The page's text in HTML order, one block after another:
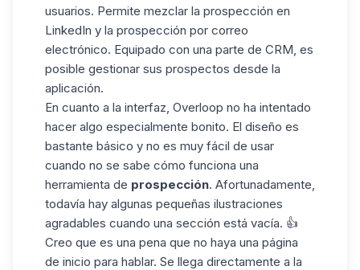
usuarios. Permite mezclar la prospección en
LinkedIn y la prospección por correo
electrónico. Equipado con una parte de CRM, es
posible gestionar sus prospectos desde la
aplicación.
En cuanto a la interfaz, Overloop no ha intentado
hacer algo especialmente bonito. El diseño es
bastante básico y no es muy fácil de usar
cuando no se sabe cómo funciona una
herramienta de prospección. Afortunadamente,
todavía hay algunas pequeñas ilustraciones
agradables cuando una sección está vacía. 👍
Creo que es una pena que no haya una página
de inicio para hablar. Se llega directamente a la